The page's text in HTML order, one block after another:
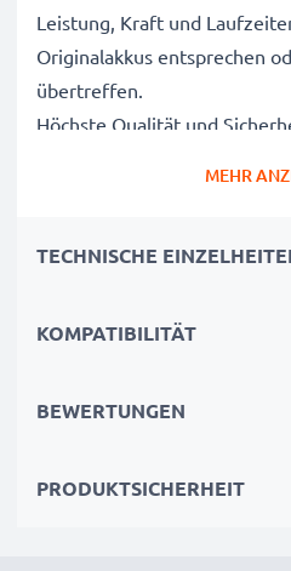
Leistung, Kraft und
Originalakkus entsprechen
übertreffen.
Höchste Qualität und
unterzogen und entsprechen
Die umweltfreundliche
ökologischen Fußabdruck
MEHR
TECHNISCHE
KOMPATIBILITÄT
BEWERTUNGEN
PRODUKTSICHERHEIT